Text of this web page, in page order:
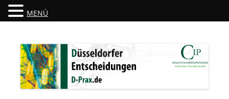
Düsseldorfer Entscheidungen
MENÜ